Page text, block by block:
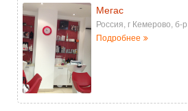
Мегас
Россия, г Кемерово,
Подробнее